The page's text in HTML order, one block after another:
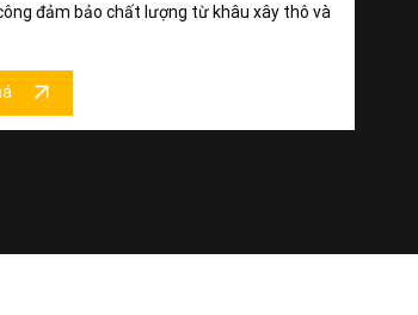
đảm bảo chất lượng từ khâu xây thô và